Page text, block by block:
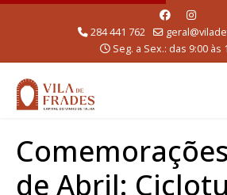
284 441 762
Seg. a Sex.: das 9:00 às
de Abril: